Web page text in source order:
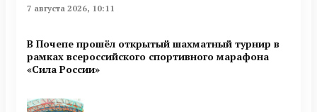
7 августа 2026, 10:11
В Почепе прошёл открытый шахматный турнир в
рамках всероссийского спортивного марафона
«Сила России»